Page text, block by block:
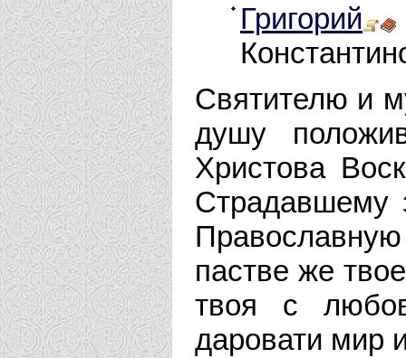
Григорий
Святителю и
душу
Христова
Страдавшему
пастве же
твоя с
даровати мир